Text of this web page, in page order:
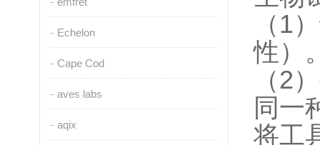
Echelon
Cape Cod
aves labs
aqix
（1
性）
（2
同一
将工